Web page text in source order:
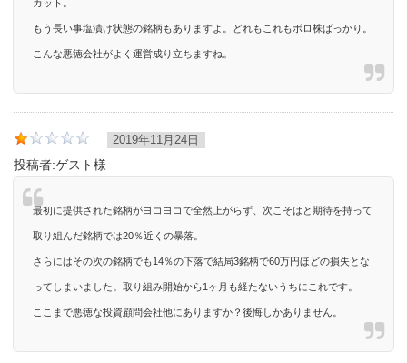
カット。
もう長い事塩漬け状態の銘柄もありますよ。どれもこれもボロ株ばっかり。
こんな悪徳会社がよく運営成り立ちますね。
2019年11月24日
投稿者:ゲスト様
最初に提供された銘柄がヨコヨコで全然上がらず、次こそはと期待を持って
取り組んだ銘柄では20％近くの暴落。
さらにはその次の銘柄でも14％の下落で結局3銘柄で60万円ほどの損失とな
ってしまいました。取り組み開始から1ヶ月も経たないうちにこれです。
ここまで悪徳な投資顧問会社他にありますか？後悔しかありません。